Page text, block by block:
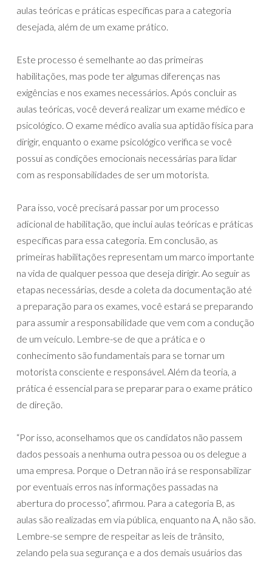
aulas teóricas e práticas específicas para a categoria
desejada, além de um exame prático.
Este processo é semelhante ao das primeiras
habilitações, mas pode ter algumas diferenças nas
exigências e nos exames necessários. Após concluir as
aulas teóricas, você deverá realizar um exame médico e
psicológico. O exame médico avalia sua aptidão física para
dirigir, enquanto o exame psicológico verifica se você
possui as condições emocionais necessárias para lidar
com as responsabilidades de ser um motorista.
Para isso, você precisará passar por um processo
adicional de habilitação, que inclui aulas teóricas e práticas
específicas para essa categoria. Em conclusão, as
primeiras habilitações representam um marco importante
na vida de qualquer pessoa que deseja dirigir. Ao seguir as
etapas necessárias, desde a coleta da documentação até
a preparação para os exames, você estará se preparando
para assumir a responsabilidade que vem com a condução
de um veículo. Lembre-se de que a prática e o
conhecimento são fundamentais para se tornar um
motorista consciente e responsável. Além da teoria, a
prática é essencial para se preparar para o exame prático
de direção.
“Por isso, aconselhamos que os candidatos não passem
dados pessoais a nenhuma outra pessoa ou os delegue a
uma empresa. Porque o Detran não irá se responsabilizar
por eventuais erros nas informações passadas na
abertura do processo”, afirmou. Para a categoria B, as
aulas são realizadas em via pública, enquanto na A, não são.
Lembre-se sempre de respeitar as leis de trânsito,
zelando pela sua segurança e a dos demais usuários das